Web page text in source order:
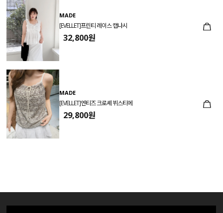
MADE
[EVELLET]프린티 레이스 캡나시
32,800원
MADE
[EVELLET]엔티즈 크로셰 뷔스티에
29,800원